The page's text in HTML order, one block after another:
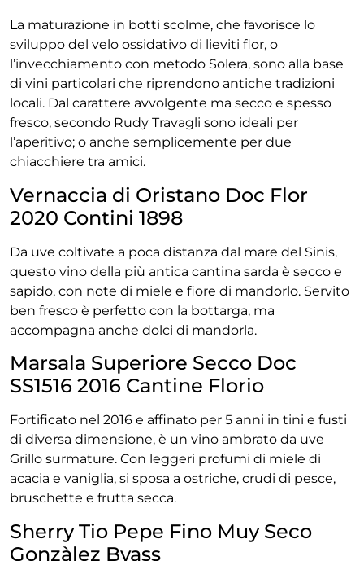
La maturazione in botti scolme, che favorisce lo
sviluppo del velo ossidativo di lieviti flor, o
l’invecchiamento con metodo Solera, sono alla base
di vini particolari che riprendono antiche tradizioni
locali. Dal carattere avvolgente ma secco e spesso
fresco, secondo Rudy Travagli sono ideali per
l’aperitivo; o anche semplicemente per due
chiacchiere tra amici.
Vernaccia di Oristano Doc Flor
2020 Contini 1898
Da uve coltivate a poca distanza dal mare del Sinis,
questo vino della più antica cantina sarda è secco e
sapido, con note di miele e fiore di mandorlo. Servito
ben fresco è perfetto con la bottarga, ma
accompagna anche dolci di mandorla.
Marsala Superiore Secco Doc
SS1516 2016 Cantine Florio
Fortificato nel 2016 e affinato per 5 anni in tini e fusti
di diversa dimensione, è un vino ambrato da uve
Grillo surmature. Con leggeri profumi di miele di
acacia e vaniglia, si sposa a ostriche, crudi di pesce,
bruschette e frutta secca.
Sherry Tio Pepe Fino Muy Seco
Gonzàlez Byass